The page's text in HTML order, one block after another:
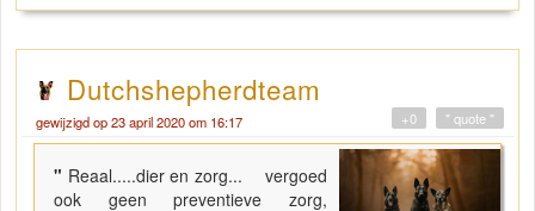
Dutchshepherdteam
gewijzigd op 23 april 2020 om 16:17 " quote "
+0
" Reaal.....dier en zorg... vergoed
ook geen preventieve zorg,